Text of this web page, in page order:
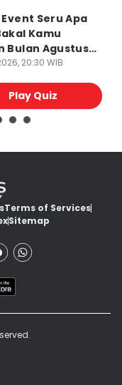
Event Seru Apa
Kamu
Bulan Agustus
20:30 WIB
Play Quiz
Terms of Services
Sitemap